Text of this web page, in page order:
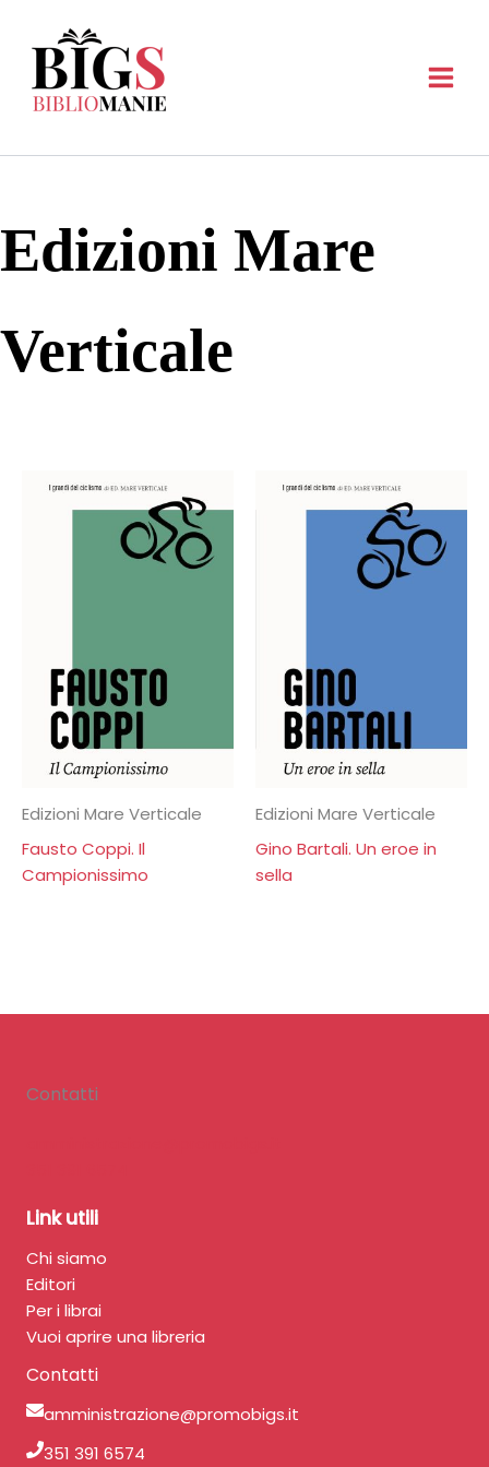
contenuto
Edizioni Mare
Verticale
Edizioni Mare Verticale
Fausto Coppi. Il
Campionissimo
Edizioni Mare Verticale
Gino Bartali. Un eroe in
sella
Contatti
Link utili
Chi siamo
Editori
Per i librai
Vuoi aprire una libreria
Contatti
amministrazione@promobigs.it
351 391 6574